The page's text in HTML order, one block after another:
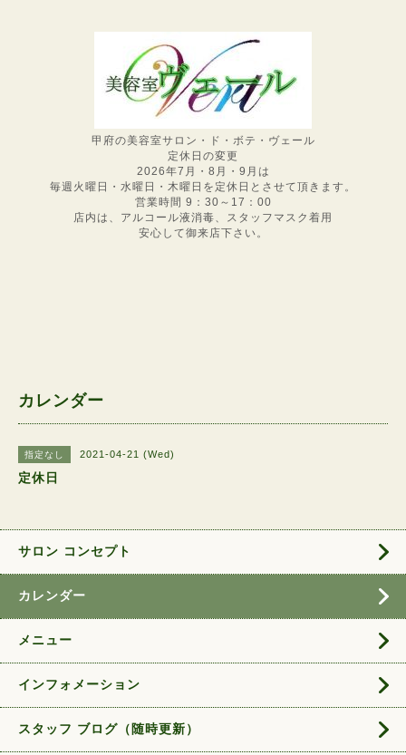
甲府の美容室サロン・ド・ボテ・ヴェール
定休日の変更
2026年7月・8月・9月は
毎週火曜日・水曜日・木曜日を定休日とさせて頂きます。
営業時間 9：30～17：00
店内は、アルコール液消毒、スタッフマスク着用
安心して御来店下さい。
カレンダー
指定なし 2021-04-21 (Wed)
定休日
サロン コンセプト
カレンダー
メニュー
インフォメーション
スタッフ ブログ（随時更新）